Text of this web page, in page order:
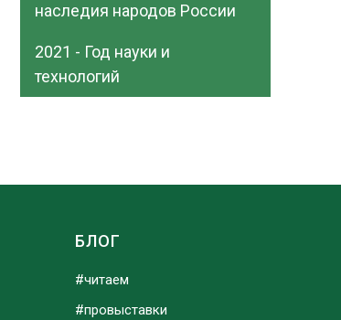
наследия народов России
2021 - Год науки и
технологий
БЛОГ
#читаем
#провыставки